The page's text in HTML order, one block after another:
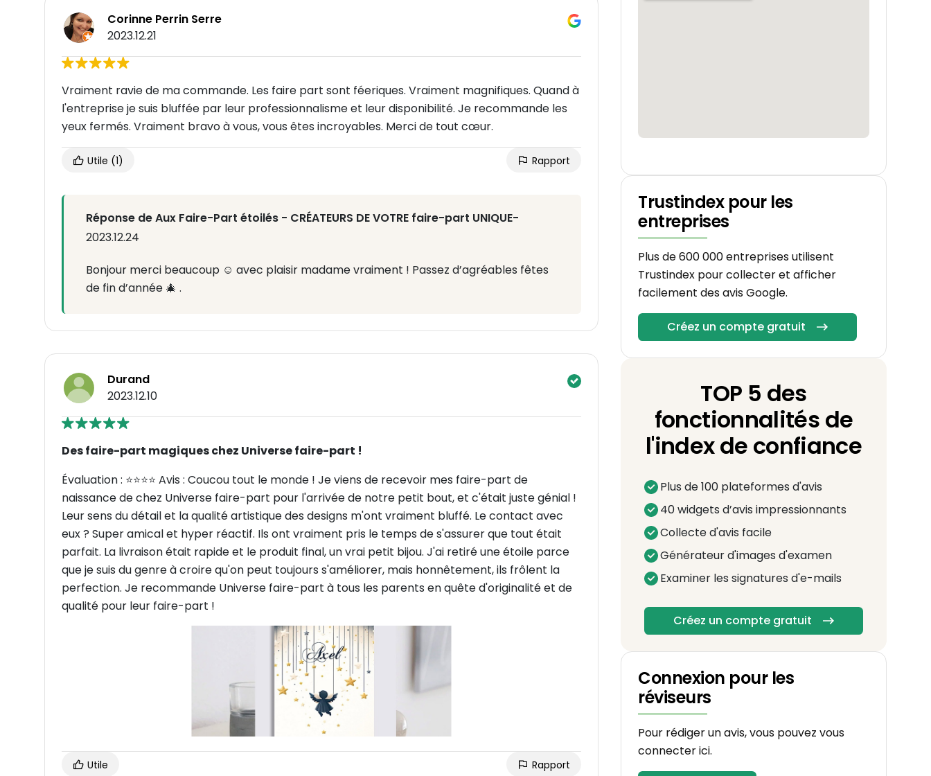
Corinne Perrin Serre
2023.12.21
Vraiment ravie de ma commande. Les faire part sont féeriques. Vraiment magnifiques. Quand à
l'entreprise je suis bluffée par leur professionnalisme et leur disponibilité. Je recommande les
yeux fermés. Vraiment bravo à vous, vous êtes incroyables. Merci de tout cœur.
Utile (1) Rapport
Réponse de Aux Faire-Part étoilés - CRÉATEURS DE VOTRE faire-part UNIQUE-
2023.12.24
Bonjour merci beaucoup ☺️ avec plaisir madame vraiment ! Passez d’agréables fêtes
de fin d’année 🎄 .
Durand
2023.12.10
Des faire-part magiques chez Universe faire-part !
Évaluation : ⭐⭐⭐⭐ Avis : Coucou tout le monde ! Je viens de recevoir mes faire-part de
naissance de chez Universe faire-part pour l'arrivée de notre petit bout, et c'était juste génial !
Leur sens du détail et la qualité artistique des designs m'ont vraiment bluffé. Le contact avec
eux ? Super amical et hyper réactif. Ils ont vraiment pris le temps de s'assurer que tout était
parfait. La livraison était rapide et le produit final, un vrai petit bijou. J'ai retiré une étoile parce
que je suis du genre à croire qu'on peut toujours s'améliorer, mais honnêtement, ils frôlent la
perfection. Je recommande Universe faire-part à tous les parents en quête d'originalité et de
qualité pour leur faire-part !
Utile Rapport
Trustindex pour les
entreprises
Plus de 600 000 entreprises utilisent
Trustindex pour collecter et afficher
facilement des avis Google.
Créez un compte gratuit
TOP 5 des
fonctionnalités de
l'index de confiance
Plus de 100 plateformes d'avis
40 widgets d’avis impressionnants
Collecte d'avis facile
Générateur d'images d'examen
Examiner les signatures d'e-mails
Créez un compte gratuit
Connexion pour les
réviseurs
Pour rédiger un avis, vous pouvez vous
connecter ici.